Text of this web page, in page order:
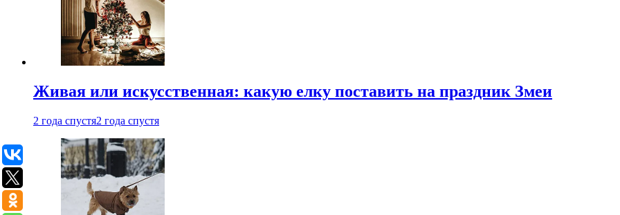
Живая или искусственная: какую елку поставить на праздник Змеи
2 года спустя2 года спустя